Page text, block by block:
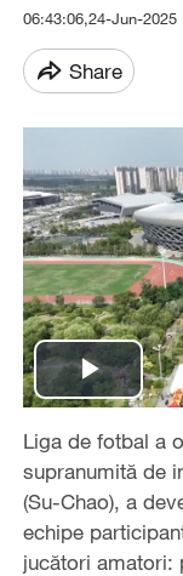
06:43:06,24-Jun-2025
Share
Play
Video
Liga de fotbal a
supranumită de
(Su-Chao), a
echipe
jucători amatori: